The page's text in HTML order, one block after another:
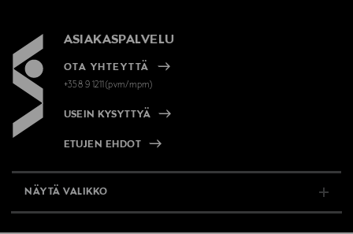
ASIAKASPALVELU
OTA YHTEYTTÄ
+358 9 1211(pvm/mpm)
USEIN KYSYTTYÄ
ETUJEN EHDOT
NÄYTÄ VALIKKO